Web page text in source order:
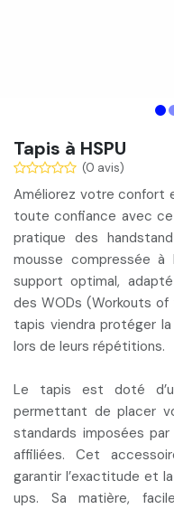
Tapis à HSPU
(0 avis)
Améliorez votreconfort
toute confiance avec
pratique des
mousse compressée
support optimal,
desWODs(Workouts
tapis viendraprotéger
lors de leurs répétitions.
Le tapis est doté
permettant deplacer
standards imposées
affiliées. Cet
garantir l’exactitude et
ups. Sa matière,